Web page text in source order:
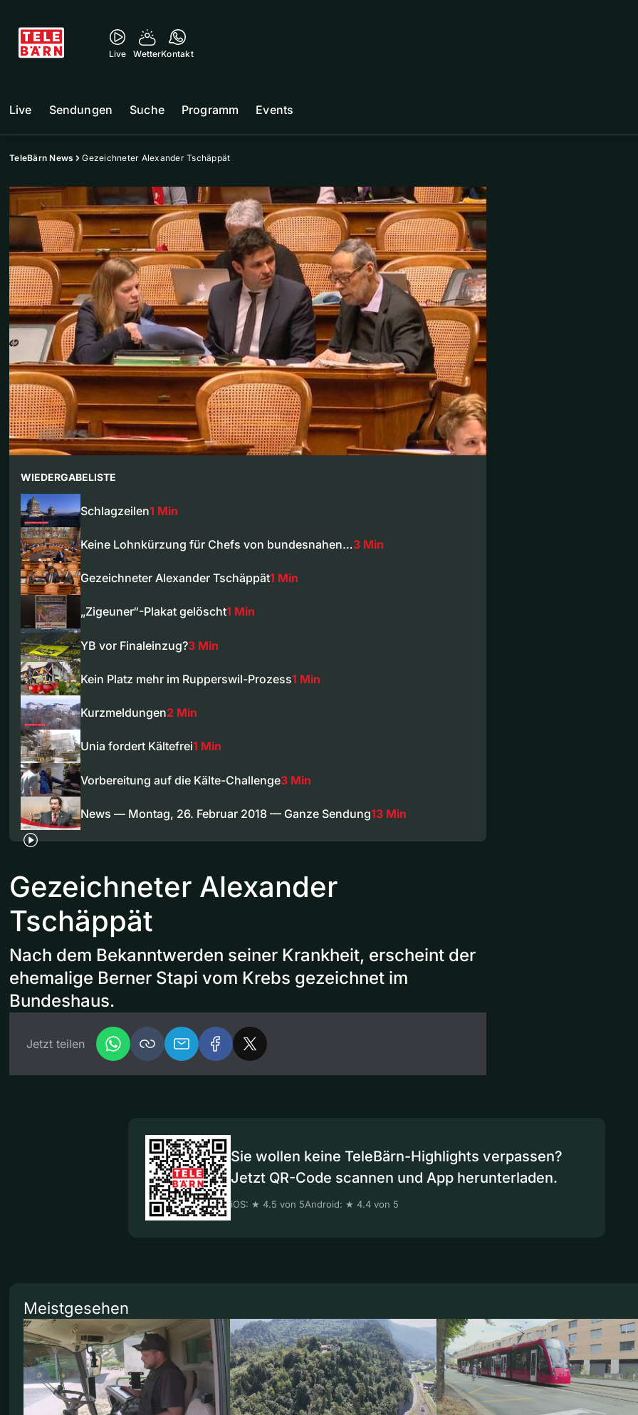
Live WetterKontakt
Live Sendungen Suche Programm Events
TeleBärn News Gezeichneter Alexander Tschäppät
WIEDERGABELISTE
Schlagzeilen1 Min
Keine Lohnkürzung für Chefs von bundesnahen…3 Min
Gezeichneter Alexander Tschäppät1 Min
„Zigeuner“-Plakat gelöscht1 Min
YB vor Finaleinzug?3 Min
Kein Platz mehr im Rupperswil-Prozess1 Min
Kurzmeldungen2 Min
Unia fordert Kältefrei1 Min
Vorbereitung auf die Kälte-Challenge3 Min
News — Montag, 26. Februar 2018 — Ganze Sendung13 Min
Gezeichneter Alexander
Tschäppät
Nach dem Bekanntwerden seiner Krankheit, erscheint der
ehemalige Berner Stapi vom Krebs gezeichnet im
Bundeshaus.
Jetzt teilen
Sie wollen keine TeleBärn-Highlights verpassen?
Jetzt QR-Code scannen und App herunterladen.
iOS: ★ 4.5 von 5Android: ★ 4.4 von 5
Meistgesehen